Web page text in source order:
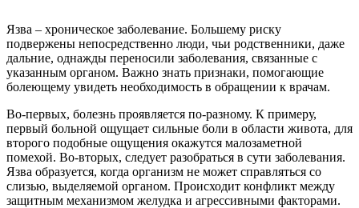
Язва – хроническое заболевание. Большему риску
подвержены непосредственно люди, чьи родственники, даже
дальние, однажды переносили заболевания, связанные с
указанным органом. Важно знать признаки, помогающие
болеющему увидеть необходимость в обращении к врачам.
Во-первых, болезнь проявляется по-разному. К примеру,
первый больной ощущает сильные боли в области живота, для
второго подобные ощущения окажутся малозаметной
помехой. Во-вторых, следует разобраться в сути заболевания.
Язва образуется, когда организм не может справляться со
слизью, выделяемой органом. Происходит конфликт между
защитным механизмом желудка и агрессивными факторами.